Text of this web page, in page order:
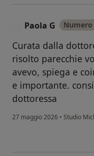
Paola G
Curata dalla
risolto parecchie
avevo, spiega e
e importante.
dottoressa
27 maggio 2026 • Studio